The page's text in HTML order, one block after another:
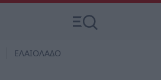
ΕΛΑΙΟΛΑΔΟ